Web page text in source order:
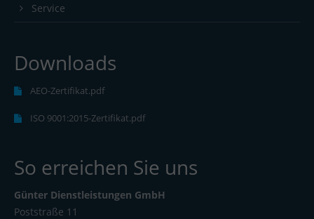
Service
Downloads
AEO-Zertifikat.pdf
ISO 9001:2015-Zertifikat.pdf
So erreichen Sie uns
Günter Dienstleistungen GmbH
Poststraße 11